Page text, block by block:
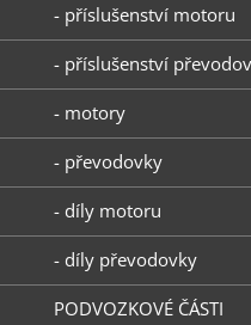
- příslušenství motoru
- příslušenství
- motory
- převodovky
- díly motoru
- díly převodovky
PODVOZKOVÉ ČÁSTI